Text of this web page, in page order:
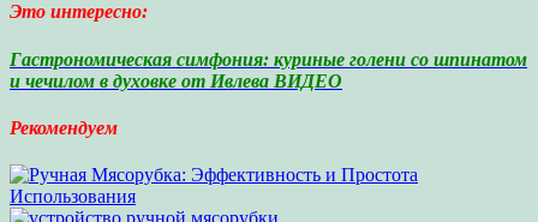
Это интересно:
Гастрономическая симфония: куриные голени со шпинатом
и чечилом в духовке от Ивлева ВИДЕО
Рекомендуем